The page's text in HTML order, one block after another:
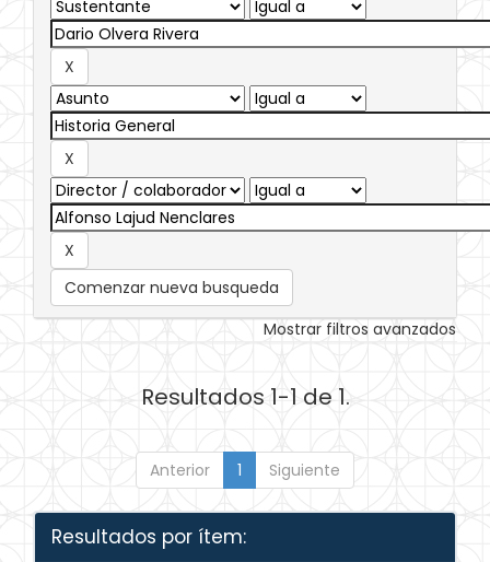
Comenzar nueva busqueda
Mostrar filtros avanzados
Resultados 1-1 de 1.
Anterior 1 Siguiente
Resultados por ítem: